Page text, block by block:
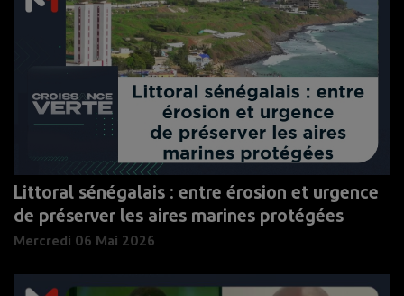
Littoral sénégalais : entre érosion et urgence
de préserver les aires marines protégées
Mercredi 06 Mai 2026